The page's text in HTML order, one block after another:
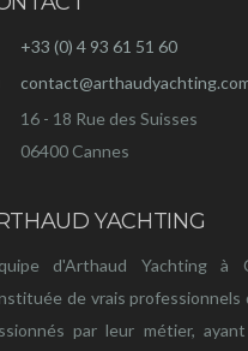
+33 (0) 4 93 61 51 60
16 - 18 Rue des Suisses
06400 Cannes
YACHTING
d'Arthaud Yachting à
de vrais professionnels
par leur métier,